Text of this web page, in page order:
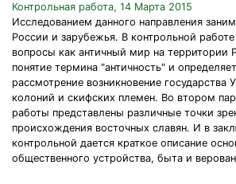
Контрольная работа, 14 Марта 2015
Исследованием данного направления
России и зарубежья. В контрольной
вопросы как античный мир на территории
понятие термина "античность" и
рассмотрение возникновение государства
колоний и скифских племен. Во втором
работы представлены различные точки
происхождения восточных славян. И в
контрольной дается краткое описание
общественного устройства, быта и